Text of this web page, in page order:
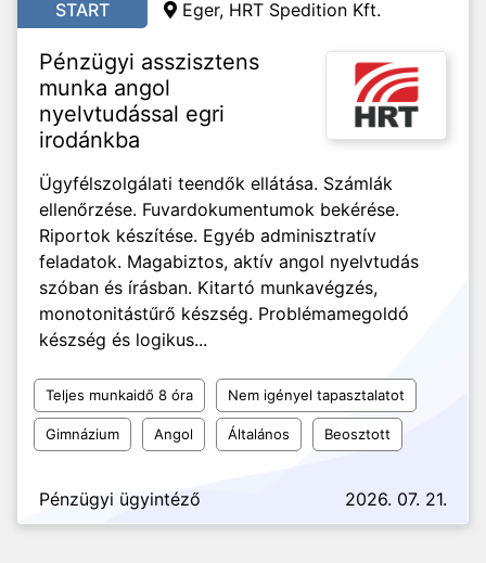
START Eger, HRT Spedition Kft.
Pénzügyi asszisztens
munka angol
nyelvtudással egri
irodánkba
Ügyfélszolgálati teendők ellátása. Számlák
ellenőrzése. Fuvardokumentumok bekérése.
Riportok készítése. Egyéb adminisztratív
feladatok. Magabiztos, aktív angol nyelvtudás
szóban és írásban. Kitartó munkavégzés,
monotonitástűrő készség. Problémamegoldó
készség és logikus...
Teljes munkaidő 8 óra Nem igényel tapasztalatot
Gimnázium Angol Általános Beosztott
Pénzügyi ügyintéző 2026. 07. 21.